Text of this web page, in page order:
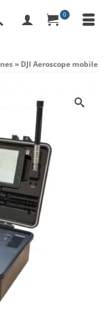
0
» DJI Aeroscope mobile